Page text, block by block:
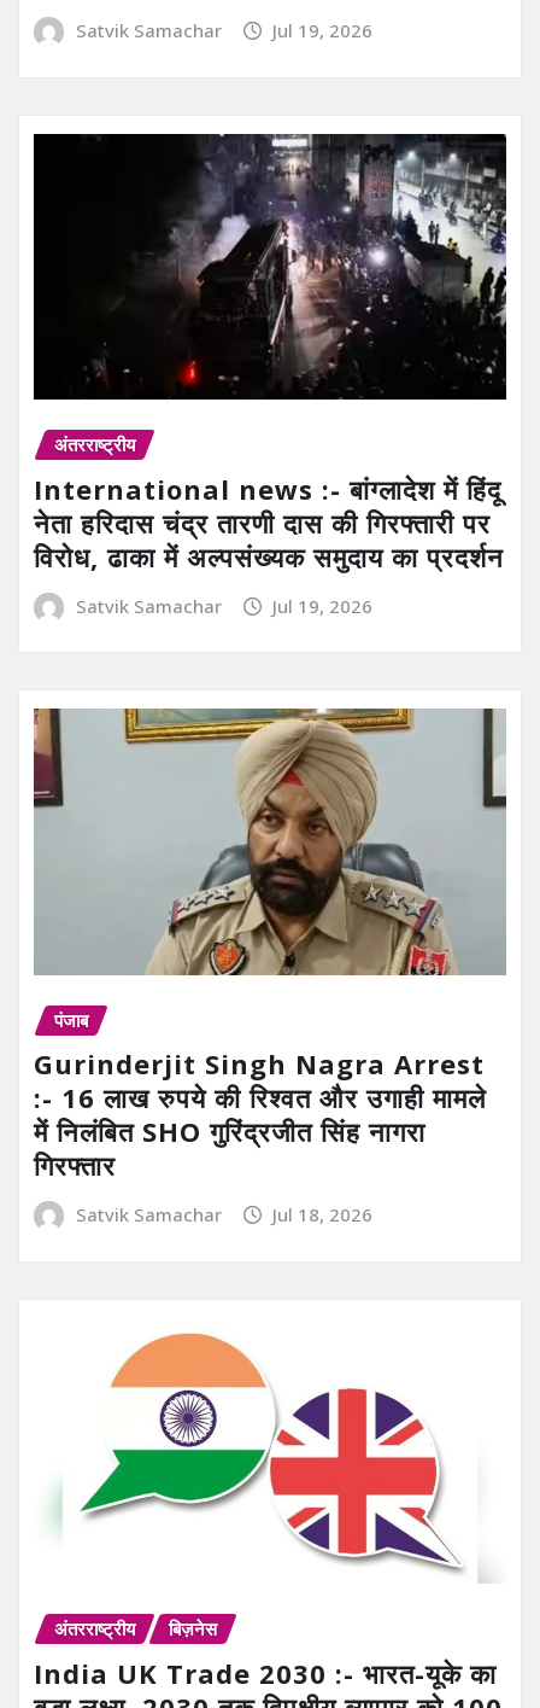
Satvik Samachar Jul 19, 2026
अंतरराष्ट्रीय
International news :- बांग्लादेश में हिंदू
नेता हरिदास चंद्र तारणी दास की गिरफ्तारी पर
विरोध, ढाका में अल्पसंख्यक समुदाय का प्रदर्शन
Satvik Samachar Jul 19, 2026
पंजाब
Gurinderjit Singh Nagra Arrest
:- 16 लाख रुपये की रिश्वत और उगाही मामले
में निलंबित SHO गुरिंद्रजीत सिंह नागरा
गिरफ्तार
Satvik Samachar Jul 18, 2026
अंतरराष्ट्रीय बिज़नेस
India UK Trade 2030 :- भारत-यूके का